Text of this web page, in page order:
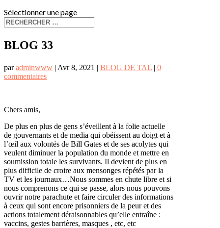
Sélectionner une page
BLOG 33
paradminwww | Avr 8, 2021 | BLOG DE TAL | 0
commentaires
Chers amis,
De plus en plus de gens s’éveillent à la folie actuelle
de gouvernants et de media qui obéissent au doigt et à
l’œil aux volontés de Bill Gates et de ses acolytes qui
veulent diminuer la population du monde et mettre en
soumission totale les survivants. Il devient de plus en
plus difficile de croire aux mensonges répétés par la
TV et les journaux…Nous sommes en chute libre et si
nous comprenons ce qui se passe, alors nous pouvons
ouvrir notre parachute et faire circuler des informations
à ceux qui sont encore prisonniers de la peur et des
actions totalement déraisonnables qu’elle entraîne :
vaccins, gestes barrières, masques , etc, etc